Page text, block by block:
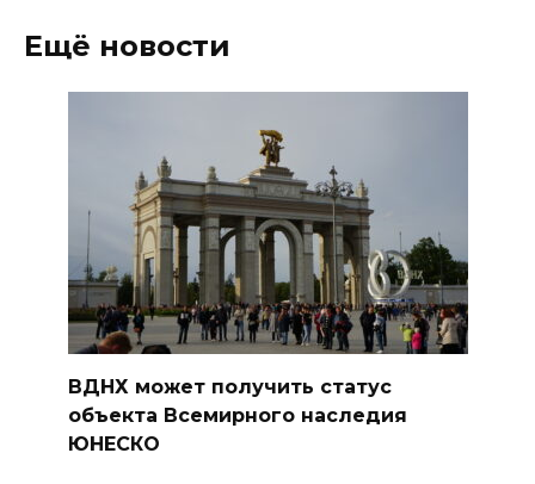
Ещё новости
ВДНХ может получить статус
объекта Всемирного наследия
ЮНЕСКО